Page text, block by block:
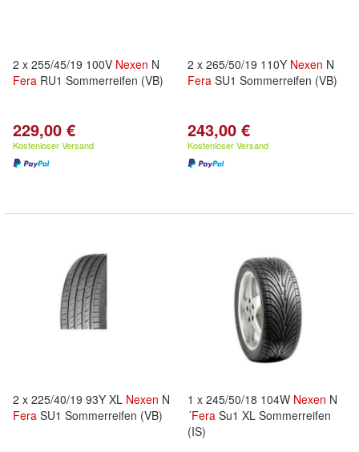
2 x 255/45/19 100V Nexen N
Fera RU1 Sommerreifen (VB)
229,00 €
Kostenloser Versand
2 x 265/50/19 110Y Nexen N
Fera SU1 Sommerreifen (VB)
243,00 €
Kostenloser Versand
2 x 225/40/19 93Y XL Nexen N
Fera SU1 Sommerreifen (VB)
1 x 245/50/18 104W Nexen N
´Fera Su1 XL Sommerreifen
(IS)